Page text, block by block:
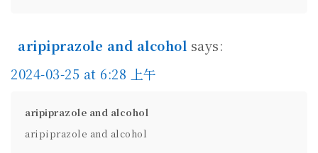
aripiprazole and alcohol says:
2024-03-25 at 6:28 上午
aripiprazole and alcohol
aripiprazole and alcohol